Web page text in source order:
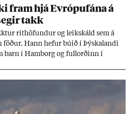
fram hjá Evr­ópuf­ána á
takk
rit­höf­und­ur og leik­skáld sem á
föð­ur. Hann hef­ur bú­ið í Þýskalandi
barn í Ham­borg og full­orð­inn í